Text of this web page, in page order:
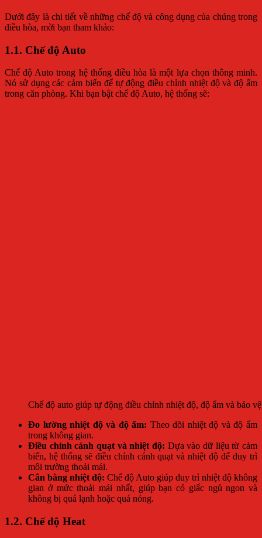
Dưới đây là chi tiết về những chế độ và công dụng của chúng trong
điều hòa, mời bạn tham khảo:
1.1. Chế độ Auto
Chế độ Auto trong hệ thống điều hòa là một lựa chọn thông minh.
Nó sử dụng các cảm biến để tự động điều chỉnh nhiệt độ và độ ẩm
trong căn phòng. Khi bạn bật chế độ Auto, hệ thống sẽ:
Chế độ auto giúp tự động điều chỉnh nhiệt độ, độ ẩm và bảo
Đo lường nhiệt độ và độ ẩm: Theo dõi nhiệt độ và độ ẩm
trong không gian.
Điều chỉnh cánh quạt và nhiệt độ: Dựa vào dữ liệu từ cảm
biến, hệ thống sẽ điều chỉnh cánh quạt và nhiệt độ để duy trì
môi trường thoải mái.
Cân bằng nhiệt độ: Chế độ Auto giúp duy trì nhiệt độ không
gian ở mức thoải mái nhất, giúp bạn có giấc ngủ ngon và
không bị quá lạnh hoặc quá nóng.
1.2. Chế độ Heat